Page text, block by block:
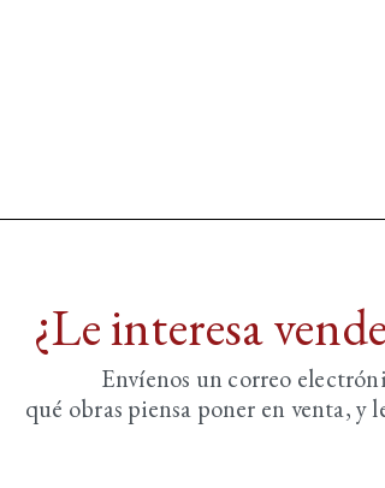
¿Le interesa
Envíenos un correo
qué obras piensa poner en venta, y